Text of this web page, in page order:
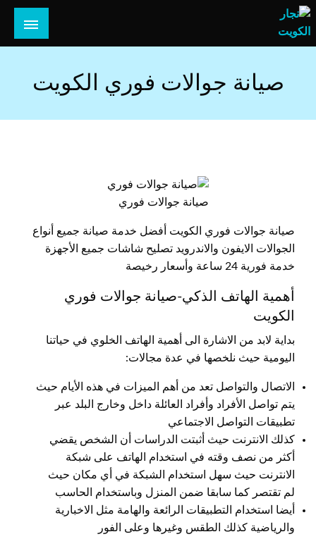
التخطي
إلى
هل تبحث عن أفضل خدمات بالكويت؟ خدمة فك نقل تركيب صيانة
صيانة جوالات فوري الكويت
صيانة جوالات فوري
صيانة جوالات فوري الكويت أفضل خدمة صيانة جميع أنواع
الجوالات الايفون والاندرويد تصليح شاشات جميع الأجهزة
خدمة فورية 24 ساعة وأسعار رخيصة
أهمية الهاتف الذكي-صيانة جوالات فوري
الكويت
بداية لابد من الاشارة الى أهمية الهاتف الخلوي في حياتنا
اليومية حيث نلخصها في عدة مجالات:
الاتصال والتواصل تعد من أهم الميزات في هذه الأيام حيث
يتم تواصل الأفراد وأفراد العائلة داخل وخارج البلد عبر
تطبيقات التواصل الاجتماعي
كذلك الانترنت حيث أثبتت الدراسات أن الشخص يقضي
أكثر من نصف وقته في استخدام الهاتف على شبكة
الانترنت حيث سهل استخدام الشبكة في أي مكان حيث
لم تقتصر كما سابقا ضمن المنزل وباستخدام الحاسب
أيضا استخدام التطبيقات الرائعة والهامة مثل الاخبارية
والرياضية كذلك الطقس وغيرها وعلى الفور